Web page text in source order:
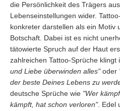
die Persönlichkeit des Trägers
Lebenseinstellungen wider.
konkreter darstellen als ein Motiv
Botschaft. Dabei ist es nicht
tätowierte Spruch auf der Haut
zahlreichen Tattoo-Sprüche klingt
und Liebe überwinden alles"oder
der beste Deines Lebens zu
deutsche Sprüche wie "Wer
kämpft, hat schon verloren". Edel